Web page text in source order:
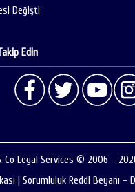
Değişti
Edin
Co Legal Services © 2006 -
Sorumluluk Reddi Beyanı -